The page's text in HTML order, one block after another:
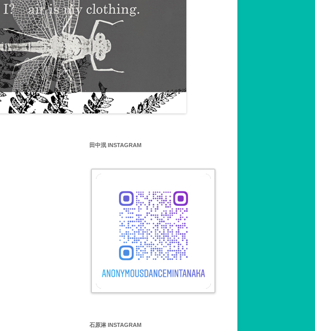
CHOREOGRAPHY
田中泯「場踊り」映像資料
“THE UNNAMEABLE DANCE”
DIRECTOR’S INTERVIEW
ご連絡用メールアドレス
【FREQUENT INQUIRY】MIN
TANAKA’S WORK-SHOP,ABOUT
BUTOH,VISIT AND STAY
ABOUT MIN TANAKA’S
WORKSHOP 田中泯ワークショッ
プについて
田中泯 INSTAGRAM
石原淋 INSTAGRAM